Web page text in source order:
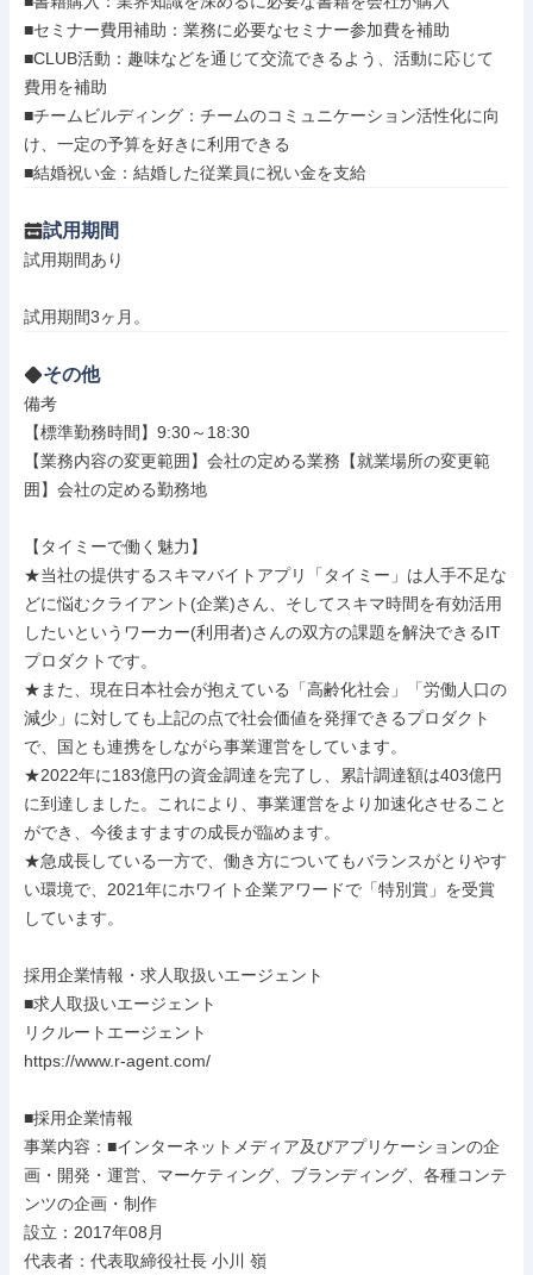
■セミナー費用補助：業務に必要なセミナー参加費を補助
■CLUB活動：趣味などを通じて交流できるよう、活動に応じて
費用を補助
■チームビルディング：チームのコミュニケーション活性化に向
け、一定の予算を好きに利用できる
■結婚祝い金：結婚した従業員に祝い金を支給
試用期間
試用期間あり
試用期間3ヶ月。
その他
備考
【標準勤務時間】9:30～18:30
【業務内容の変更範囲】会社の定める業務【就業場所の変更範
囲】会社の定める勤務地
【タイミーで働く魅力】
★当社の提供するスキマバイトアプリ「タイミー」は人手不足な
どに悩むクライアント(企業)さん、そしてスキマ時間を有効活用
したいというワーカー(利用者)さんの双方の課題を解決できるIT
プロダクトです。
★また、現在日本社会が抱えている「高齢化社会」「労働人口の
減少」に対しても上記の点で社会価値を発揮できるプロダクト
で、国とも連携をしながら事業運営をしています。
★2022年に183億円の資金調達を完了し、累計調達額は403億円
に到達しました。これにより、事業運営をより加速化させること
ができ、今後ますますの成長が臨めます。
★急成長している一方で、働き方についてもバランスがとりやす
い環境で、2021年にホワイト企業アワードで「特別賞」を受賞
しています。
採用企業情報・求人取扱いエージェント
■求人取扱いエージェント
リクルートエージェント
https://www.r-agent.com/
■採用企業情報
事業内容：■インターネットメディア及びアプリケーションの企
画・開発・運営、マーケティング、ブランディング、各種コンテ
ンツの企画・制作
設立：2017年08月
代表者：代表取締役社長 小川 嶺